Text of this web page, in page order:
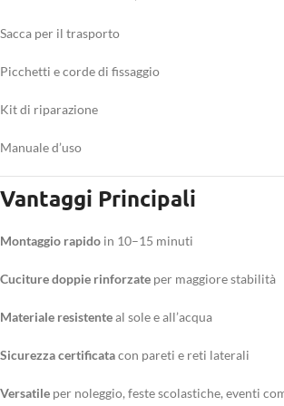
Sacca per il trasporto
Picchetti e corde di fissaggio
Kit di riparazione
Manuale d’uso
Vantaggi Principali
Montaggio rapido in 10–15 minuti
Cuciture doppie rinforzate per maggiore stabilità
Materiale resistenteal sole e all’acqua
Sicurezza certificatacon pareti e reti laterali
Versatile per noleggio, feste scolastiche, eventi